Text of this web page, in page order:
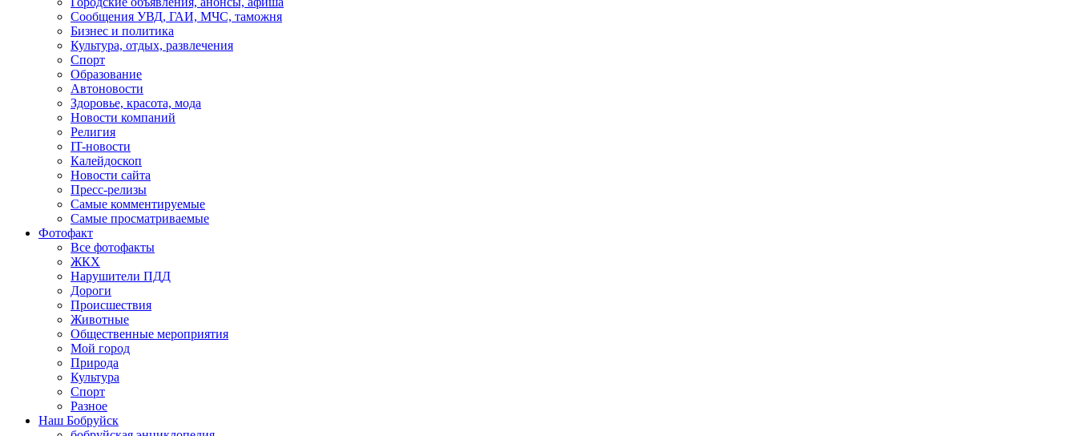
Сообщения УВД, ГАИ, МЧС, таможня
Бизнес и политика
Культура, отдых, развлечения
Спорт
Образование
Автоновости
Здоровье, красота, мода
Новости компаний
Религия
IT-новости
Калейдоскоп
Новости сайта
Пресс-релизы
Самые комментируемые
Самые просматриваемые
Фотофакт
Все фотофакты
ЖКХ
Нарушители ПДД
Дороги
Происшествия
Животные
Общественные мероприятия
Мой город
Природа
Культура
Спорт
Разное
Наш Бобруйск